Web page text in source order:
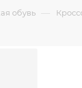
обувь —